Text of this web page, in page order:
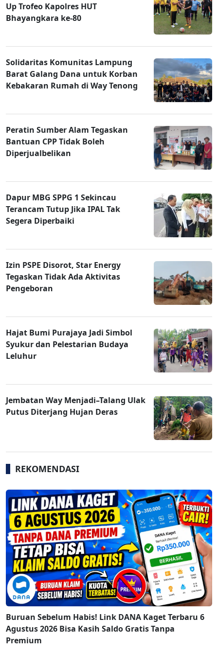
Up Trofeo Kapolres HUT
Bhayangkara ke-80
Solidaritas Komunitas Lampung
Barat Galang Dana untuk Korban
Kebakaran Rumah di Way Tenong
Peratin Sumber Alam Tegaskan
Bantuan CPP Tidak Boleh
Diperjualbelikan
Dapur MBG SPPG 1 Sekincau
Terancam Tutup Jika IPAL Tak
Segera Diperbaiki
Izin PSPE Disorot, Star Energy
Tegaskan Tidak Ada Aktivitas
Pengeboran
Hajat Bumi Purajaya Jadi Simbol
Syukur dan Pelestarian Budaya
Leluhur
Jembatan Way Menjadi–Talang Ulak
Putus Diterjang Hujan Deras
REKOMENDASI
Buruan Sebelum Habis! Link DANA Kaget Terbaru 6
Agustus 2026 Bisa Kasih Saldo Gratis Tanpa
Premium